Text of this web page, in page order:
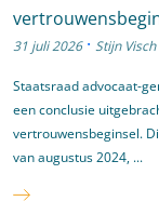
31 juli 2026 · Stijn Visch
Staatsraad advocaat-
een conclusie
vertrouwensbeginsel.
van augustus 2024, ...